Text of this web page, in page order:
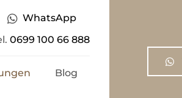
WhatsApp
0699 100 66 888
Blog